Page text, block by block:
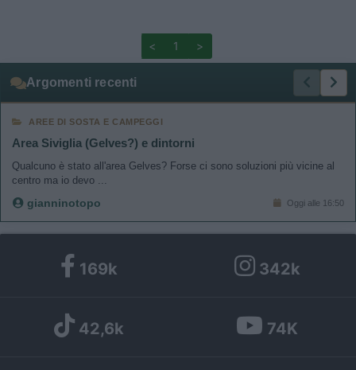
< 1 >
Argomenti recenti
AREE DI SOSTA E CAMPEGGI
Area Siviglia (Gelves?) e dintorni
Qualcuno è stato all'area Gelves? Forse ci sono soluzioni più vicine al
centro ma io devo ...
gianninotopo Oggi alle 16:50
169k 342k
42,6k 74K